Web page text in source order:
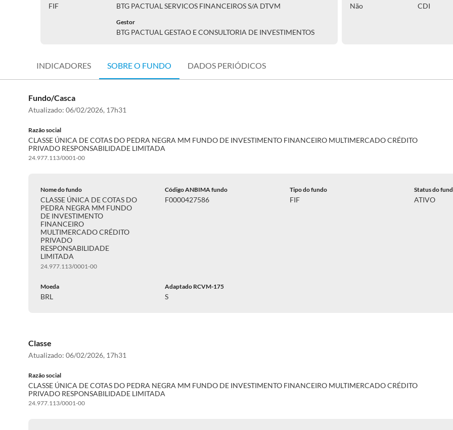
FIF BTG PACTUAL SERVICOS FINANCEIROS S/A DTVM
Gestor
BTG PACTUAL GESTAO E CONSULTORIA DE INVESTIMENTOS
Não CDI
INDICADORES SOBRE O FUNDO DADOS PERIÓDICOS
Fundo/Casca
Atualizado: 06/02/2026, 17h31
Razão social
CLASSE ÚNICA DE COTAS DO PEDRA NEGRA MM FUNDO DE INVESTIMENTO FINANCEIRO MULTIMERCADO CRÉDITO
PRIVADO RESPONSABILIDADE LIMITADA
24.977.113/0001-00
Nome do fundo
CLASSE ÚNICA DE COTAS DO
PEDRA NEGRA MM FUNDO
DE INVESTIMENTO
FINANCEIRO
MULTIMERCADO CRÉDITO
PRIVADO
RESPONSABILIDADE
LIMITADA
24.977.113/0001-00
Código ANBIMA fundo
F0000427586
Tipo do fundo
FIF
Status do
ATIVO
Moeda
BRL
Adaptado RCVM-175
S
Classe
Atualizado: 06/02/2026, 17h31
Razão social
CLASSE ÚNICA DE COTAS DO PEDRA NEGRA MM FUNDO DE INVESTIMENTO FINANCEIRO MULTIMERCADO CRÉDITO
PRIVADO RESPONSABILIDADE LIMITADA
24.977.113/0001-00